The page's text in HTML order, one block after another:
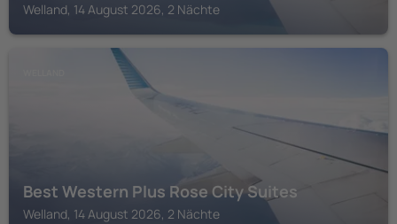
Welland, 14 August 2026, 2 Nächte
Best Western Plus Rose City Suites
Welland, 14 August 2026, 2 Nächte